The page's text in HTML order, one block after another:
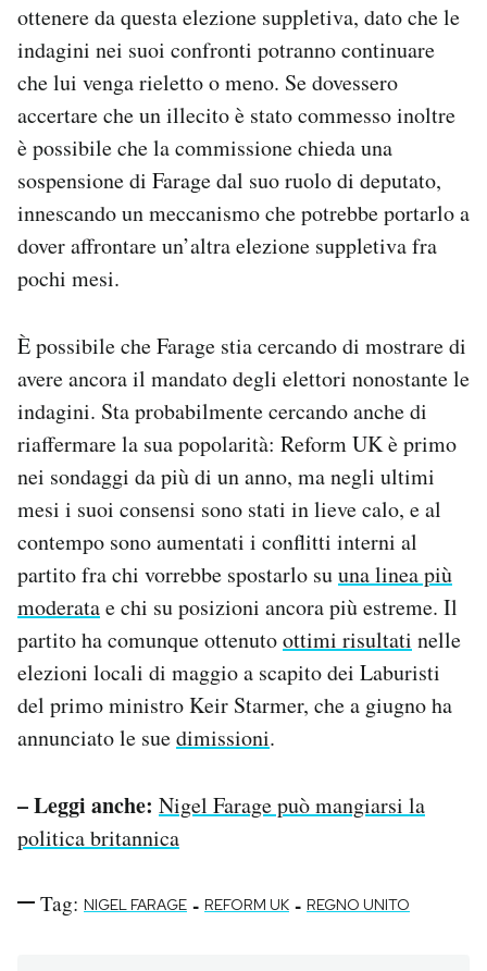
ottenere da questa elezione suppletiva, dato che le
indagini nei suoi confronti potranno continuare
che lui venga rieletto o meno. Se dovessero
accertare che un illecito è stato commesso inoltre
è possibile che la commissione chieda una
sospensione di Farage dal suo ruolo di deputato,
innescando un meccanismo che potrebbe portarlo a
dover affrontare un’altra elezione suppletiva fra
pochi mesi.
È possibile che Farage stia cercando di mostrare di
avere ancora il mandato degli elettori nonostante le
indagini. Sta probabilmente cercando anche di
riaffermare la sua popolarità: Reform UK è primo
nei sondaggi da più di un anno, ma negli ultimi
mesi i suoi consensi sono stati in lieve calo, e al
contempo sono aumentati i conflitti interni al
partito fra chi vorrebbe spostarlo suuna linea più
moderatae chi su posizioni ancora più estreme. Il
partito ha comunque ottenutoottimi risultati nelle
elezioni locali di maggio a scapito dei Laburisti
del primo ministro Keir Starmer, che a giugno ha
annunciato le suedimissioni.
– Leggi anche: Nigel Farage può mangiarsi la
politica britannica
Tag: NIGEL FARAGE - REFORM UK - REGNO UNITO